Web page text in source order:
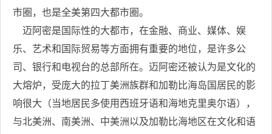
市圈，也是全美第四大都市圈。
迈阿密是国际性的大都市，在金融、商业、媒体、娱
乐、艺术和国际贸易等方面拥有重要的地位，是许多公
司、银行和电视台的总部所在。迈阿密还被认为是文化的
大熔炉，受庞大的拉丁美洲族群和加勒比海岛国居民的影
响很大（当地居民多使用西班牙语和海地克里奥尔语），
与北美洲、南美洲、中美洲以及加勒比海地区在文化和语